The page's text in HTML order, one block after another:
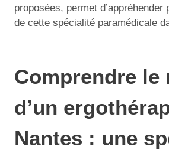
proposées, permet d’appréhender
de cette spécialité paramédicale
Comprendre le
d’un
Nantes : une